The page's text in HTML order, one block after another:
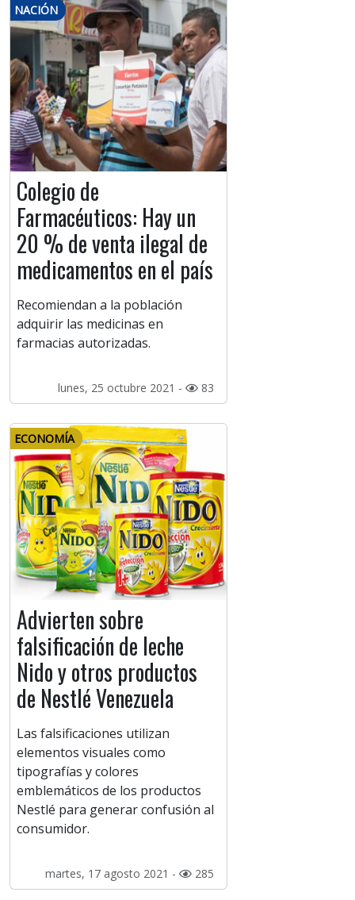
NACIÓN
Colegio de
Farmacéuticos: Hay un
20 % de venta ilegal de
medicamentos en el país
Recomiendan a la población
adquirir las medicinas en
farmacias autorizadas.
lunes, 25 octubre 2021 - 83
ECONOMÍA
Advierten sobre
falsificación de leche
Nido y otros productos
de Nestlé Venezuela
Las falsificaciones utilizan
elementos visuales como
tipografías y colores
emblemáticos de los productos
Nestlé para generar confusión al
consumidor.
martes, 17 agosto 2021 - 285